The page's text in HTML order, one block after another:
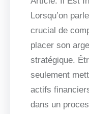
Lorsqu’on
crucial de
placer son
stratégique.
seulement
actifs
dans un